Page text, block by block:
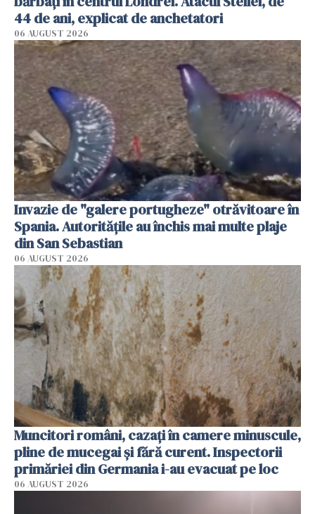
44 de ani, explicat de anchetatori
06 AUGUST 2026
Invazie de "galere portugheze" otrăvitoare în
Spania. Autoritățile au închis mai multe plaje
din San Sebastian
06 AUGUST 2026
Muncitori români, cazați în camere minuscule,
pline de mucegai și fără curent. Inspectorii
primăriei din Germania i-au evacuat pe loc
06 AUGUST 2026